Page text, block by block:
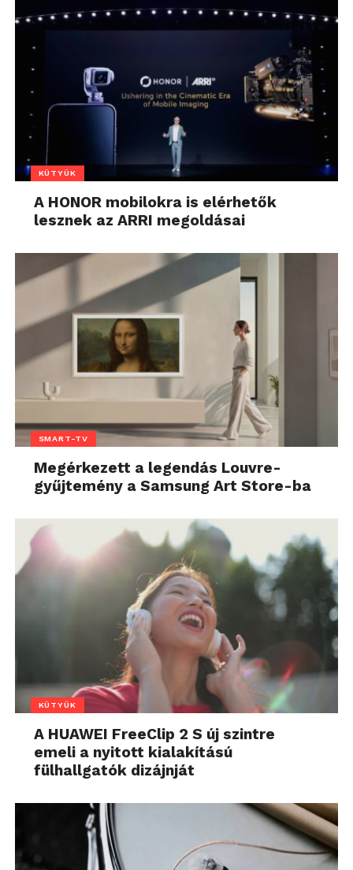
KÜTYÜK
A HONOR mobilokra is elérhetők
lesznek az ARRI megoldásai
SMART-TV
Megérkezett a legendás Louvre-
gyűjtemény a Samsung Art Store-ba
KÜTYÜK
A HUAWEI FreeClip 2 S új szintre
emeli a nyitott kialakítású
fülhallgatók dizájnját